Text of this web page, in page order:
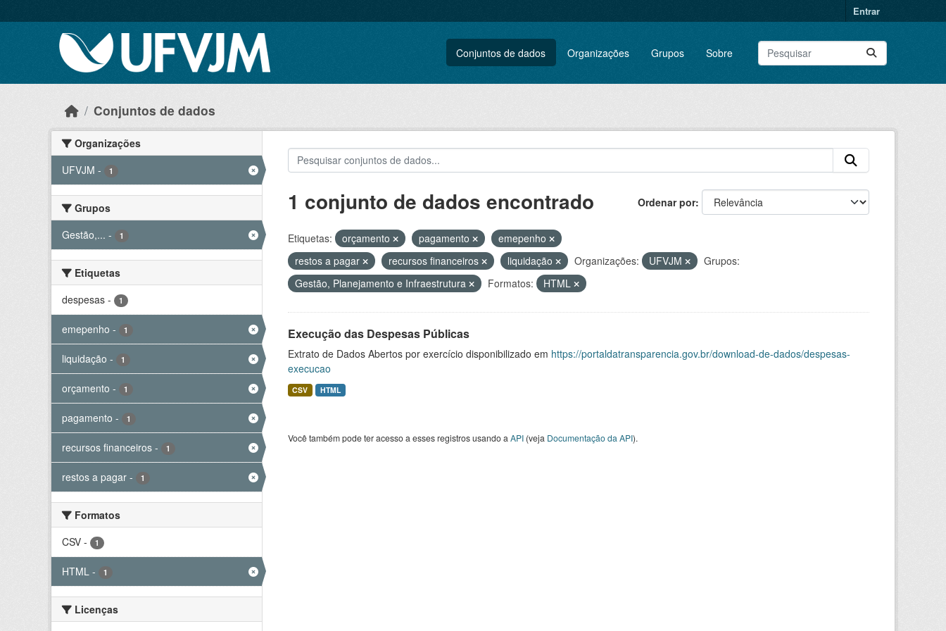
Entrar
Conjuntos de dados Organizações Grupos Sobre
Conjuntos de dados
Organizações
UFVJM - 1
Grupos
Gestão,... - 1
Etiquetas
despesas - 1
emepenho - 1
liquidação - 1
orçamento - 1
pagamento - 1
recursos financeiros - 1
restos a pagar - 1
Formatos
CSV - 1
HTML - 1
Licenças
Ordenar por
1 conjunto de dados encontrado
Etiquetas: orçamento pagamento
emepenho
restos a pagar
recursos financeiros liquidação Organizações: UFVJM
Grupos:
Gestão, Planejamento e Infraestrutura
Formatos: HTML
Execução das Despesas Públicas
Extrato de Dados Abertos por exercício disponibilizado em https://portaldatransparencia.gov.br/download-de-dados/despesas-
execucao
CSV HTML
Você também pode ter acesso a esses registros usando a API(veja Documentação da API).